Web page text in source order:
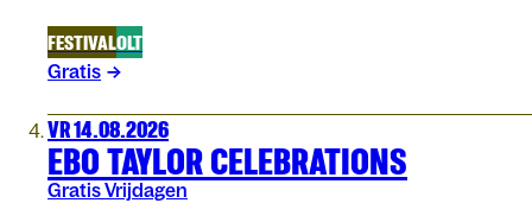
FESTIVALOLT
Gratis
VR 14.08.2026
EBO TAYLOR CELEBRATIONS
Gratis Vrijdagen